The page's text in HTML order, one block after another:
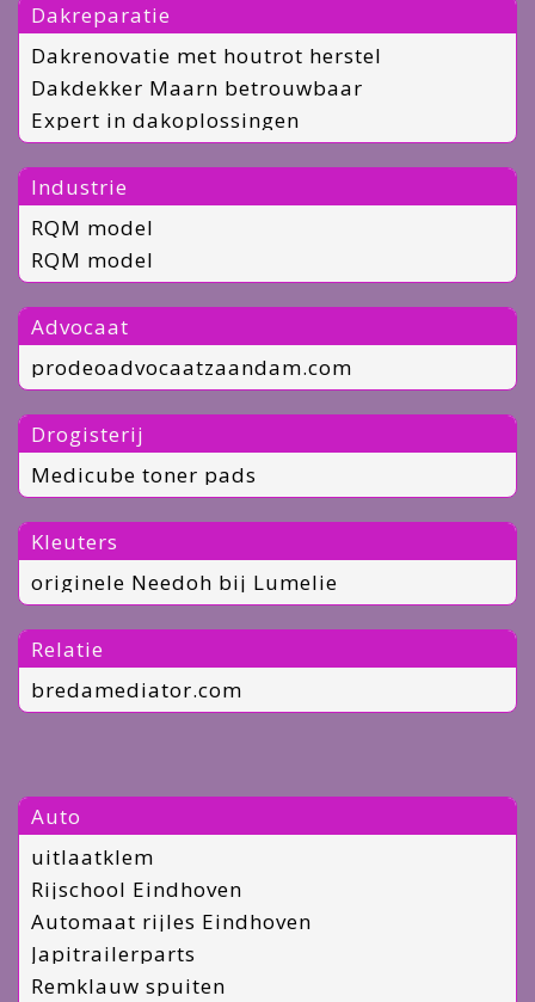
Dakreparatie
Dakrenovatie met houtrot herstel
Dakdekker Maarn betrouwbaar
Expert in dakoplossingen
Industrie
RQM model
RQM model
Advocaat
prodeoadvocaatzaandam.com
Drogisterij
Medicube toner pads
Kleuters
originele Needoh bij Lumelie
Relatie
bredamediator.com
Auto
uitlaatklem
Rijschool Eindhoven
Automaat rijles Eindhoven
Japitrailerparts
Remklauw spuiten